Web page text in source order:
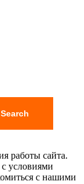
Search
работы сайта.
условиями
с нашими